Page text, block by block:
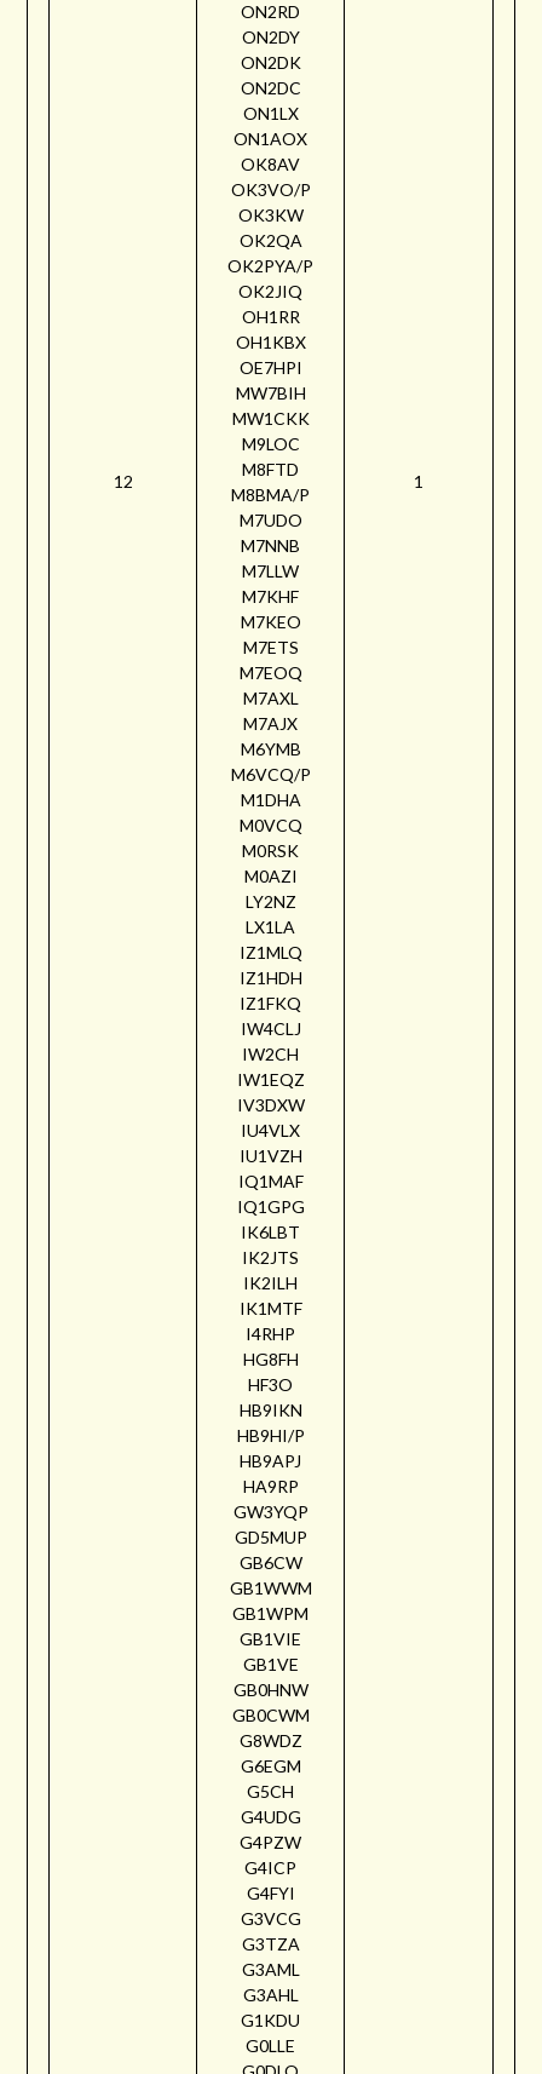
12
ON2RD
ON2DY
ON2DK
ON2DC
ON1LX
ON1AOX
OK8AV
OK3VO/P
OK3KW
OK2QA
OK2PYA/P
OK2JIQ
OH1RR
OH1KBX
OE7HPI
MW7BIH
MW1CKK
M9LOC
M8FTD
M8BMA/P
M7UDO
M7NNB
M7LLW
M7KHF
M7KEO
M7ETS
M7EOQ
M7AXL
M7AJX
M6YMB
M6VCQ/P
M1DHA
M0VCQ
M0RSK
M0AZI
LY2NZ
LX1LA
IZ1MLQ
IZ1HDH
IZ1FKQ
IW4CLJ
IW2CH
IW1EQZ
IV3DXW
IU4VLX
IU1VZH
IQ1MAF
IQ1GPG
IK6LBT
IK2JTS
IK2ILH
IK1MTF
I4RHP
HG8FH
HF3O
HB9IKN
HB9HI/P
HB9APJ
HA9RP
GW3YQP
GD5MUP
GB6CW
GB1WWM
GB1WPM
GB1VIE
GB1VE
GB0HNW
GB0CWM
G8WDZ
G6EGM
G5CH
G4UDG
G4PZW
G4ICP
G4FYI
G3VCG
G3TZA
G3AML
G3AHL
G1KDU
G0LLE
1